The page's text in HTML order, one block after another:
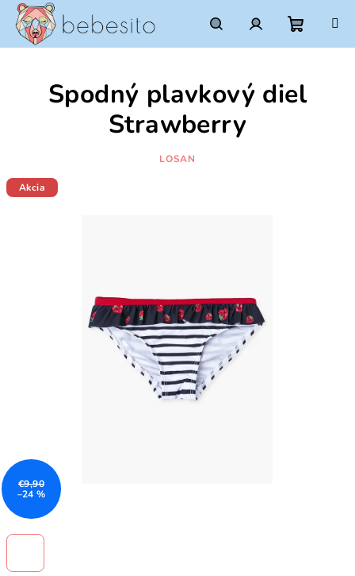
Prejsť
obsah
HľadaťPrihlásenie
košík
Spodný plavkový diel
Strawberry
LOSAN
Akcia
€9,90
–24 %